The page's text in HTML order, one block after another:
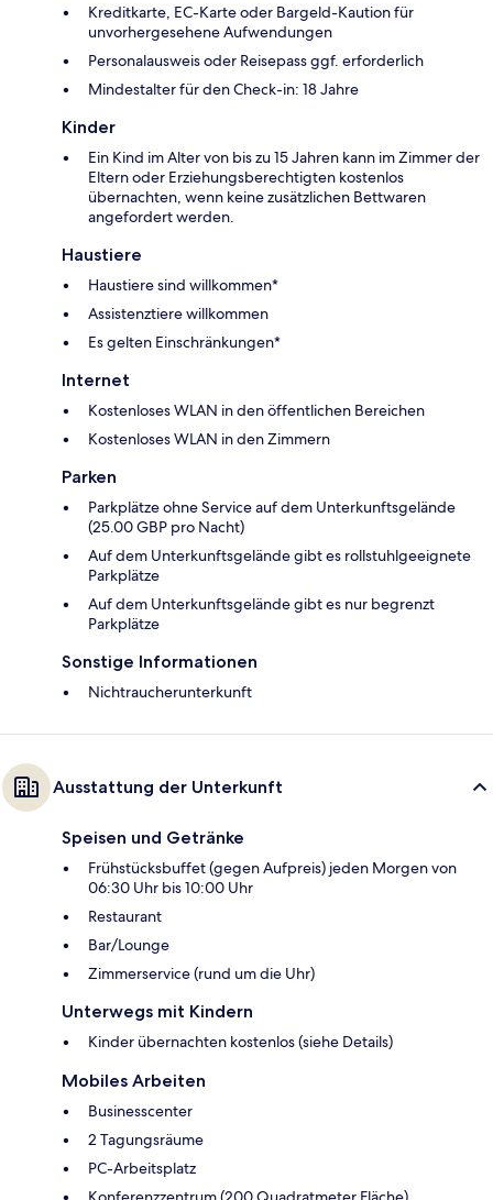
Kreditkarte, EC-Karte oder Bargeld-Kaution für
unvorhergesehene Aufwendungen
Personalausweis oder Reisepass ggf. erforderlich
Mindestalter für den Check-in: 18 Jahre
Kinder
Ein Kind im Alter von bis zu 15 Jahren kann im Zimmer der
Eltern oder Erziehungsberechtigten kostenlos
übernachten, wenn keine zusätzlichen Bettwaren
angefordert werden.
Haustiere
Haustiere sind willkommen*
Assistenztiere willkommen
Es gelten Einschränkungen*
Internet
Kostenloses WLAN in den öffentlichen Bereichen
Kostenloses WLAN in den Zimmern
Parken
Parkplätze ohne Service auf dem Unterkunftsgelände
(25.00 GBP pro Nacht)
Auf dem Unterkunftsgelände gibt es rollstuhlgeeignete
Parkplätze
Auf dem Unterkunftsgelände gibt es nur begrenzt
Parkplätze
Sonstige Informationen
Nichtraucherunterkunft
Ausstattung der Unterkunft
Speisen und Getränke
Frühstücksbuffet (gegen Aufpreis) jeden Morgen von
06:30 Uhr bis 10:00 Uhr
Restaurant
Bar/Lounge
Zimmerservice (rund um die Uhr)
Unterwegs mit Kindern
Kinder übernachten kostenlos (siehe Details)
Mobiles Arbeiten
Businesscenter
2 Tagungsräume
PC-Arbeitsplatz